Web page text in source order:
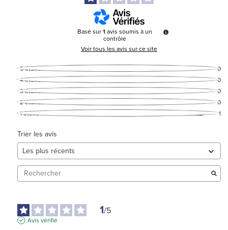
Basé sur1avis soumis à un
contrôle
Voir tous les avis sur ce site
5étoiles
0
4étoiles
0
3étoiles
0
2étoiles
0
1étoile 1
Trier les avis
1/5
Avis vérifié